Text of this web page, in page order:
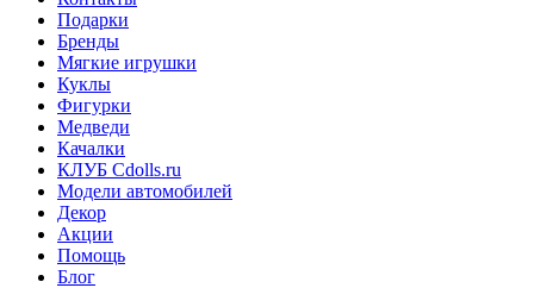
Подарки
Бренды
Мягкие игрушки
Куклы
Фигурки
Медведи
Качалки
КЛУБ Cdolls.ru
Модели автомобилей
Декор
Акции
Помощь
Блог